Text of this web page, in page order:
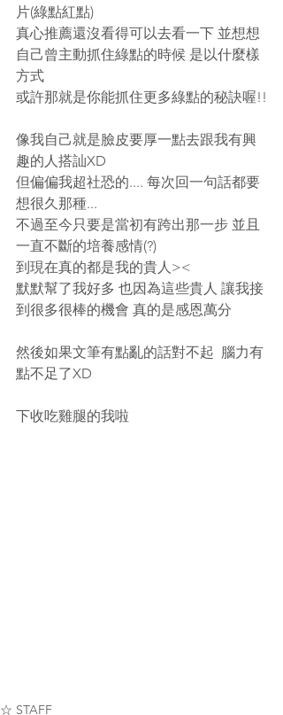
片(綠點紅點)
真心推薦還沒看得可以去看一下 並想想
自己曾主動抓住綠點的時候 是以什麼樣
方式
或許那就是你能抓住更多綠點的秘訣喔!!
像我自己就是臉皮要厚一點去跟我有興
趣的人搭訕XD
但偏偏我超社恐的.... 每次回一句話都要
想很久那種...
不過至今只要是當初有跨出那一步 並且
一直不斷的培養感情(?)
到現在真的都是我的貴人><
默默幫了我好多 也因為這些貴人 讓我接
到很多很棒的機會 真的是感恩萬分
然後如果文筆有點亂的話對不起  腦力有
點不足了XD
下收吃雞腿的我啦
☆ STAFF